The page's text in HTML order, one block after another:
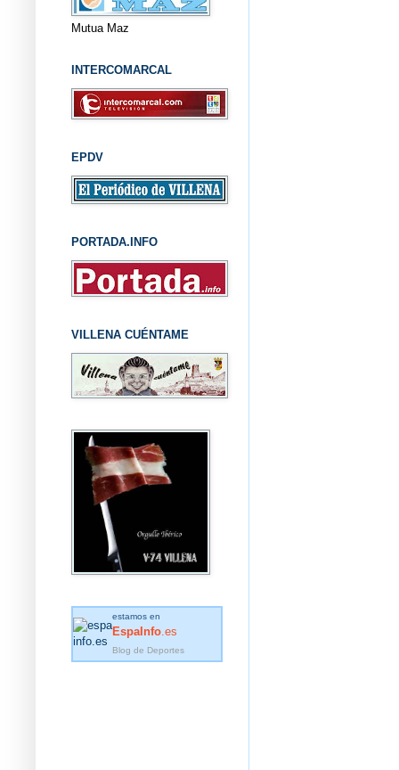
Mutua Maz
INTERCOMARCAL
EPDV
PORTADA.INFO
VILLENA CUÉNTAME
estamos en
EspaInfo .es
Blog de Deportes